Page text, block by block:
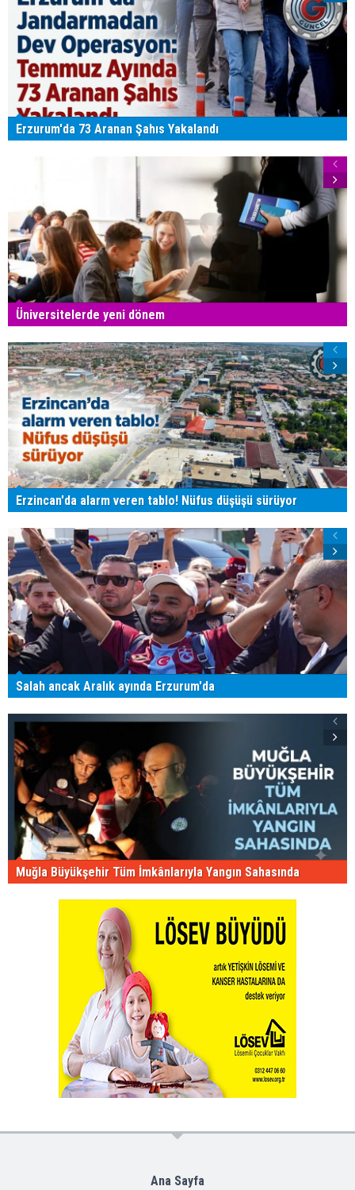
Erzurum'da 73 Aranan Şahıs Yakalandı
Üniversitelerde yeni dönem
Erzincan'da alarm veren tablo! Nüfus düşüşü sürüyor
Salah ancak Aralık ayında Erzurum'da
Muğla Büyükşehir Tüm İmkânlarıyla Yangın Sahasında
Ana Sayfa